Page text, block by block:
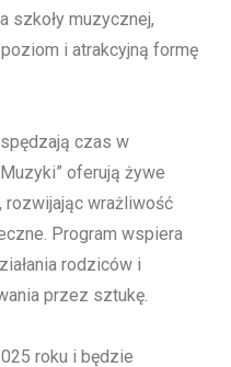
szkoły muzycznej,
i atrakcyjną formę
czas w
oferują żywe
wrażliwość
Program wspiera
rodziców i
przez sztukę.
roku i będzie